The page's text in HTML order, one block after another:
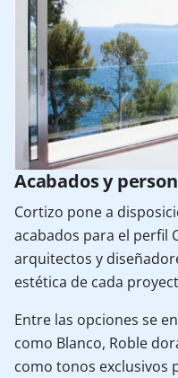
Acabados y
Cortizo pone a
acabados para el perfil
arquitectos y
estética de cada
Entre las opciones se
como Blanco, Roble
como tonos exclusivos